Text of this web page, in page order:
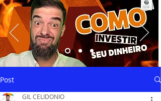
Post
GIL CELIDONIO